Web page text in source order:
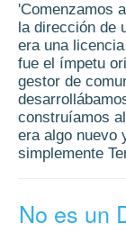
'Comenzamos
la dirección de
era una
fue el ímpetu
gestor de
construíamos
era algo nuevo
simplemente
No es un